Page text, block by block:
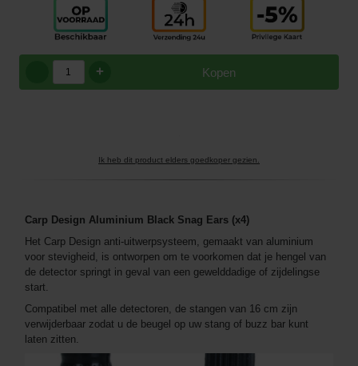
Kopen
+
Ik heb dit product elders goedkoper gezien.
Carp Design Aluminium Black Snag Ears (x4)
Het Carp Design anti-uitwerpsysteem, gemaakt van aluminium
voor stevigheid, is ontworpen om te voorkomen dat je hengel van
de detector springt in geval van een gewelddadige of zijdelingse
start.
Compatibel met alle detectoren, de stangen van 16 cm zijn
verwijderbaar zodat u de beugel op uw stang of buzz bar kunt
laten zitten.